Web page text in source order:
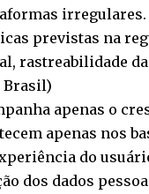
previstas na
rastreabilidade
Brasil)
apenas o
apenas nos
do
dos dados